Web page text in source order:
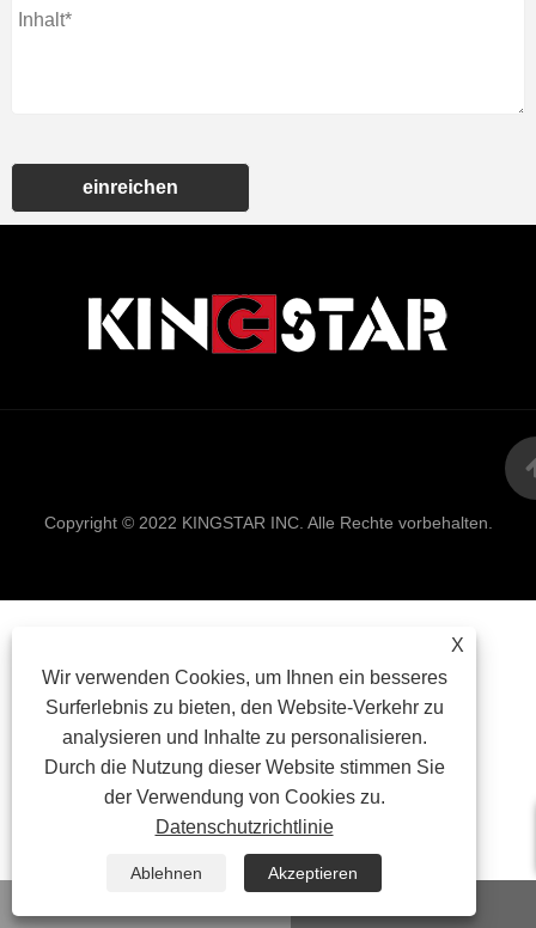
einreichen
X
Wir verwenden Cookies, um Ihnen ein besseres
Surferlebnis zu bieten, den Website-Verkehr zu
analysieren und Inhalte zu personalisieren.
Durch die Nutzung dieser Website stimmen Sie
der Verwendung von Cookies zu.
Datenschutzrichtlinie
Ablehnen
Akzeptieren
Copyright © 2022 KINGSTAR INC. Alle Rechte vorbehalten.